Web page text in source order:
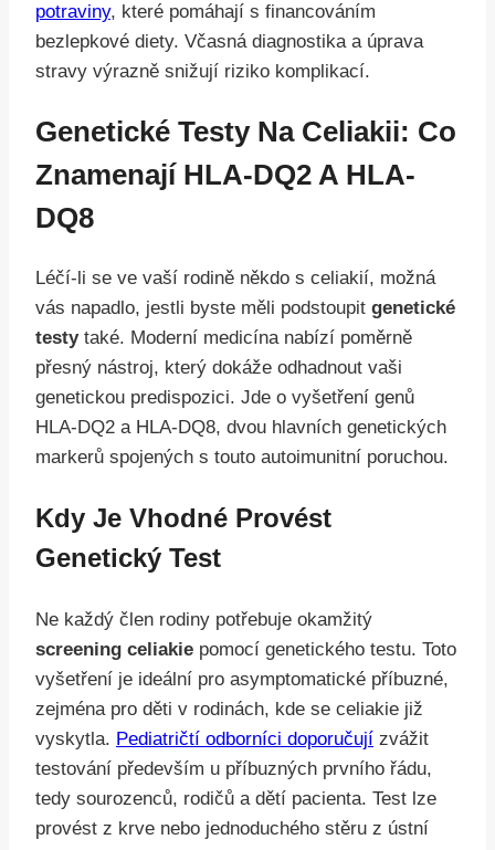
potraviny, které pomáhají s financováním
bezlepkové diety. Včasná diagnostika a úprava
stravy výrazně snižují riziko komplikací.
Genetické Testy Na Celiakii: Co
Znamenají HLA-DQ2 A HLA-
DQ8
Léčí-li se ve vaší rodině někdo s celiakií, možná
vás napadlo, jestli byste měli podstoupit genetické
testytaké. Moderní medicína nabízí poměrně
přesný nástroj, který dokáže odhadnout vaši
genetickou predispozici. Jde o vyšetření genů
HLA-DQ2 a HLA-DQ8, dvou hlavních genetických
markerů spojených s touto autoimunitní poruchou.
Kdy Je Vhodné Provést
Genetický Test
Ne každý člen rodiny potřebuje okamžitý
screening celiakie pomocí genetického testu. Toto
vyšetření je ideální pro asymptomatické příbuzné,
zejména pro děti v rodinách, kde se celiakie již
vyskytla. Pediatričtí odborníci doporučují zvážit
testování především u příbuzných prvního řádu,
tedy sourozenců, rodičů a dětí pacienta. Test lze
provést z krve nebo jednoduchého stěru z ústní